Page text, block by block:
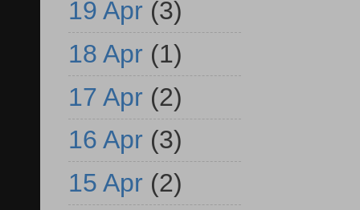
19 Apr (3)
18 Apr (1)
17 Apr (2)
16 Apr (3)
15 Apr (2)